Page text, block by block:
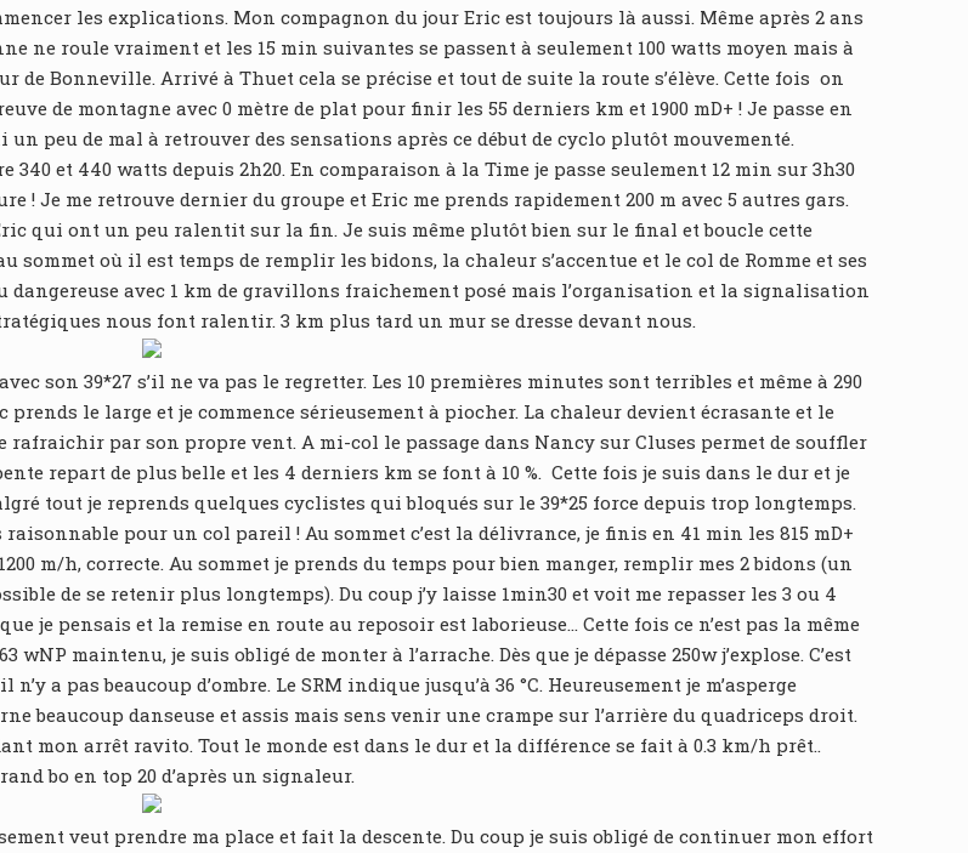
les explications. Mon compagnon du jour Eric est toujours là aussi. Même après 2 ans
ne roule vraiment et les 15 min suivantes se passent à seulement 100 watts moyen mais à
de Bonneville. Arrivé à Thuet cela se précise et tout de suite la route s’élève. Cette fois on
de montagne avec 0 mètre de plat pour finir les 55 derniers km et 1900 mD+ ! Je passe en
peu de mal à retrouver des sensations après ce début de cyclo plutôt mouvementé.
340 et 440 watts depuis 2h20. En comparaison à la Time je passe seulement 12 min sur 3h30
! Je me retrouve dernier du groupe et Eric me prends rapidement 200 m avec 5 autres gars.
qui ont un peu ralentit sur la fin. Je suis même plutôt bien sur le final et boucle cette
où il est temps de remplir les bidons, la chaleur s’accentue et le col de Romme et ses
dangereuse avec 1 km de gravillons fraichement posé mais l’organisation et la signalisation
nous font ralentir. 3 km plus tard un mur se dresse devant nous.
son 39*27 s’il ne va pas le regretter. Les 10 premières minutes sont terribles et même à 290
le large et je commence sérieusement à piocher. La chaleur devient écrasante et le
rafraichir par son propre vent. A mi-col le passage dans Nancy sur Cluses permet de souffler
repart de plus belle et les 4 derniers km se font à 10 %. Cette fois je suis dans le dur et je
tout je reprends quelques cyclistes qui bloqués sur le 39*25 force depuis trop longtemps.
pour un col pareil ! Au sommet c’est la délivrance, je finis en 41 min les 815 mD+
m/h, correcte. Au sommet je prends du temps pour bien manger, remplir mes 2 bidons (un
de se retenir plus longtemps). Du coup j’y laisse 1min30 et voit me repasser les 3 ou 4
je pensais et la remise en route au reposoir est laborieuse… Cette fois ce n’est pas la même
wNP maintenu, je suis obligé de monter à l’arrache. Dès que je dépasse 250w j’explose. C’est
a pas beaucoup d’ombre. Le SRM indique jusqu’à 36 °C. Heureusement je m’asperge
beaucoup danseuse et assis mais sens venir une crampe sur l’arrière du quadriceps droit.
mon arrêt ravito. Tout le monde est dans le dur et la différence se fait à 0.3 km/h prêt..
bo en top 20 d’après un signaleur.
veut prendre ma place et fait la descente. Du coup je suis obligé de continuer mon effort